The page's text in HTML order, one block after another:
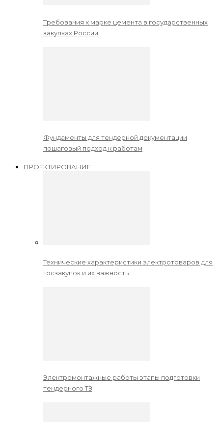
Требования к марке цемента в государственных
закупках России
Фундаменты для тендерной документации
пошаговый подход к работам
ПРОЕКТИРОВАНИЕ
Технические характеристики электротоваров для
госзакупок и их важность
Электромонтажные работы этапы подготовки
тендерного ТЗ